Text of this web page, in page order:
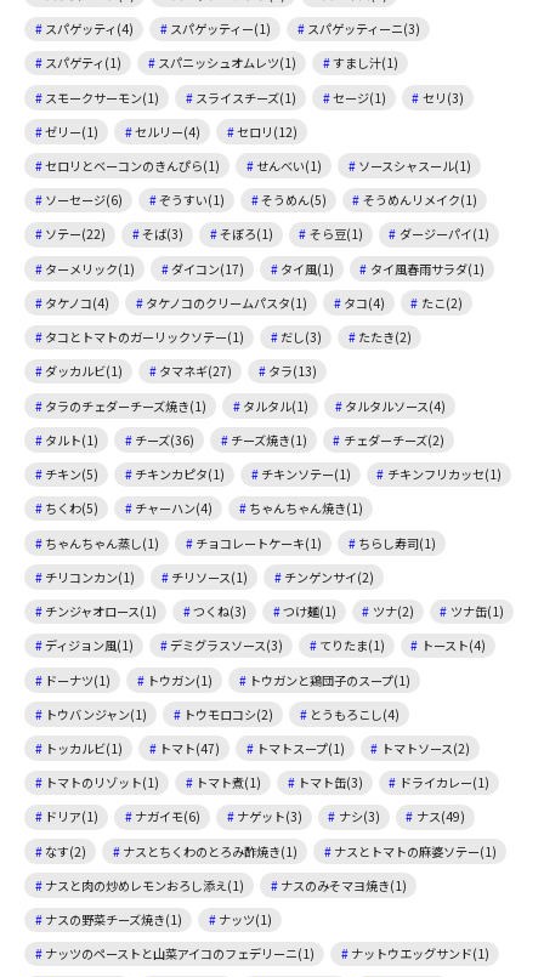
スパゲッティ(4)
スパゲッティー(1)
スパゲッティーニ(3)
スパゲティ(1)
スパニッシュオムレツ(1)
すまし汁(1)
スモークサーモン(1)
スライスチーズ(1) セージ(1)
セリ(3)
ゼリー(1)
セルリー(4)
セロリ(12)
セロリとベーコンのきんぴら(1)
せんべい(1)
ソースシャスール(1)
ソーセージ(6)
ぞうすい(1) そうめん(5)
そうめんリメイク(1)
ソテー(22)
そば(3) そぼろ(1) そら豆(1)
ダージーパイ(1)
ターメリック(1)
ダイコン(17) タイ風(1)
タイ風春雨サラダ(1)
タケノコ(4)
タケノコのクリームパスタ(1) タコ(4)
たこ(2)
タコとトマトのガーリックソテー(1)
だし(3)
たたき(2)
ダッカルビ(1)
タマネギ(27)
タラ(13)
タラのチェダーチーズ焼き(1)
タルタル(1)
タルタルソース(4)
タルト(1)
チーズ(36) チーズ焼き(1)
チェダーチーズ(2)
チキン(5)
チキンカピタ(1) チキンソテー(1)
チキンフリカッセ(1)
ちくわ(5)
チャーハン(4)
ちゃんちゃん焼き(1)
ちゃんちゃん蒸し(1)
チョコレートケーキ(1)
ちらし寿司(1)
チリコンカン(1)
チリソース(1)
チンゲンサイ(2)
チンジャオロース(1)
つくね(3) つけ麺(1) ツナ(2)
ツナ缶(1)
ディジョン風(1)
デミグラスソース(3) てりたま(1)
トースト(4)
ドーナツ(1)
トウガン(1)
トウガンと鶏団子のスープ(1)
トウバンジャン(1)
トウモロコシ(2)
とうもろこし(4)
トッカルビ(1)
トマト(47) トマトスープ(1)
トマトソース(2)
トマトのリゾット(1)
トマト煮(1) トマト缶(3)
ドライカレー(1)
ドリア(1)
ナガイモ(6) ナゲット(3) ナシ(3)
ナス(49)
なす(2)
ナスとちくわのとろみ酢焼き(1)
ナスとトマトの麻婆ソテー(1)
ナスと肉の炒めレモンおろし添え(1)
ナスのみそマヨ焼き(1)
ナスの野菜チーズ焼き(1)
ナッツ(1)
ナッツのペーストと山菜アイコのフェデリーニ(1)
ナットウエッグサンド(1)